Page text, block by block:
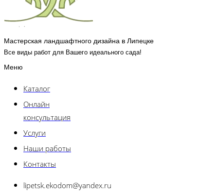
Мастерская ландшафтного дизайна в Липецке
Все виды работ для Вашего идеального сада!
Меню
Каталог
Онлайн
консультация
Услуги
Наши работы
Контакты
lipetsk.ekodom@yandex.ru